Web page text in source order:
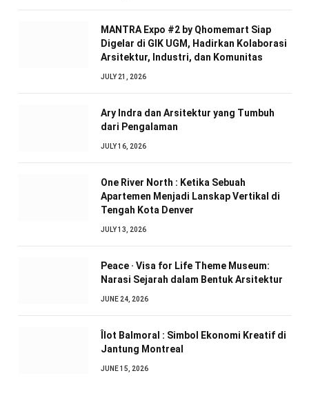
MANTRA Expo #2 by Qhomemart Siap
Digelar di GIK UGM, Hadirkan Kolaborasi
Arsitektur, Industri, dan Komunitas
JULY 21, 2026
Ary Indra dan Arsitektur yang Tumbuh
dari Pengalaman
JULY 16, 2026
One River North : Ketika Sebuah
Apartemen Menjadi Lanskap Vertikal di
Tengah Kota Denver
JULY 13, 2026
Peace · Visa for Life Theme Museum:
Narasi Sejarah dalam Bentuk Arsitektur
JUNE 24, 2026
Îlot Balmoral : Simbol Ekonomi Kreatif di
Jantung Montreal
JUNE 15, 2026